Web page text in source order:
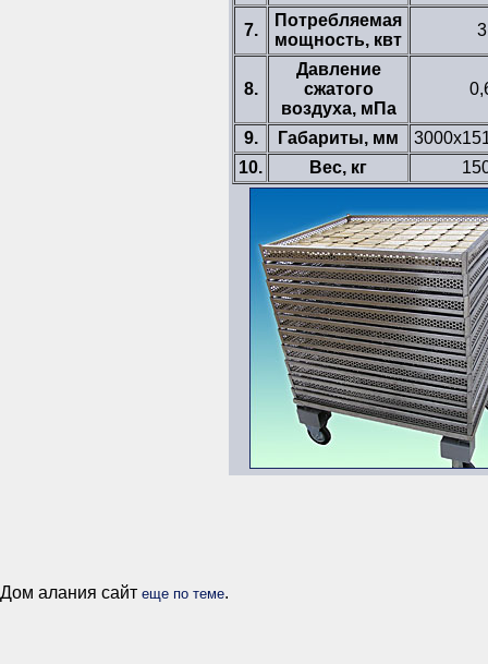
7.
Потребляемая
мощность, квт
3
8.
Давление
сжатого
воздуха, мПа
9. Габариты, мм
10.
Вес, кг
Дом алания сайт еще по теме.